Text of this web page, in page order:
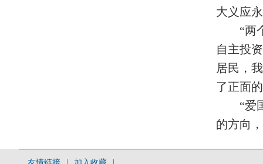
大义应
“两
自主投
居民，
了正面
“爱
的方向